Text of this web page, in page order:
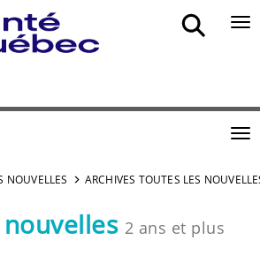
NOUVELLES ARCHIVES TOUTES LES
2 ans et plus